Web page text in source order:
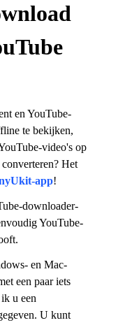
en YouTube-
te bekijken,
video's op
Het
app!
downloader-
YouTube-
en Mac-
een paar iets
u een
U kunt